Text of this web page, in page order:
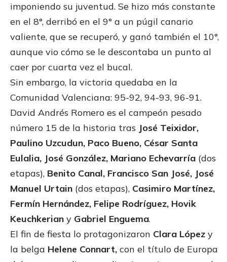
imponiendo su juventud. Se hizo más constante
en el 8°, derribó en el 9° a un púgil canario
valiente, que se recuperó, y ganó también el 10°,
aunque vio cómo se le descontaba un punto al
caer por cuarta vez el bucal.
Sin embargo, la victoria quedaba en la
Comunidad Valenciana: 95-92, 94-93, 96-91.
David Andrés Romero es el campeón pesado
número 15 de la historia tras José Teixidor,
Paulino Uzcudun, Paco Bueno, César Santa
Eulalia, José González, Mariano Echevarría (dos
etapas), Benito Canal, Francisco San José, José
Manuel Urtain (dos etapas), Casimiro Martínez,
Fermín Hernández, Felipe Rodríguez, Hovik
Keuchkerian y Gabriel Enguema.
El fin de fiesta lo protagonizaron Clara López y
la belga Helene Connart, con el título de Europa